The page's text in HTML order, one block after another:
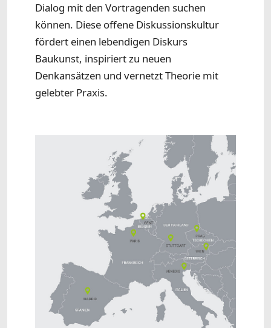
Dialog mit den Vortragenden suchen
können. Diese offene Diskussionskultur
fördert einen lebendigen Diskurs
Baukunst, inspiriert zu neuen
Denkansätzen und vernetzt Theorie mit
gelebter Praxis.